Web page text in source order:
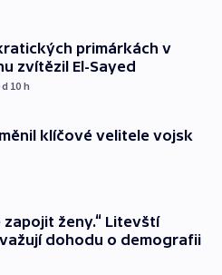
primárkách v
zvítězil El-Sayed
10 h
klíčové velitele vojsk
zapojit ženy.“ Litevští
dohodu o demografii